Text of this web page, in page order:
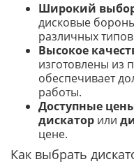
Широкий
дисковые
различных
Высокое
изготовлены из
обеспечивает
работы.
Доступные
дискатор или
цене.
Как выбрать